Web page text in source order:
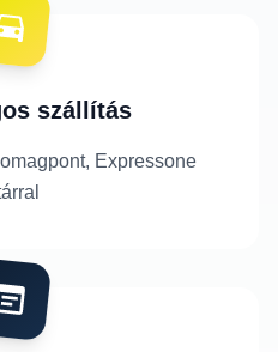
szállítás
Expressone